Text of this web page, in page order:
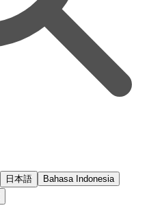
日本語
Bahasa Indonesia